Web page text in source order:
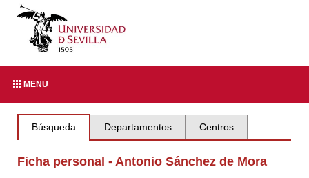
MENU
Búsqueda Departamentos Centros
Ficha personal - Antonio Sánchez de Mora